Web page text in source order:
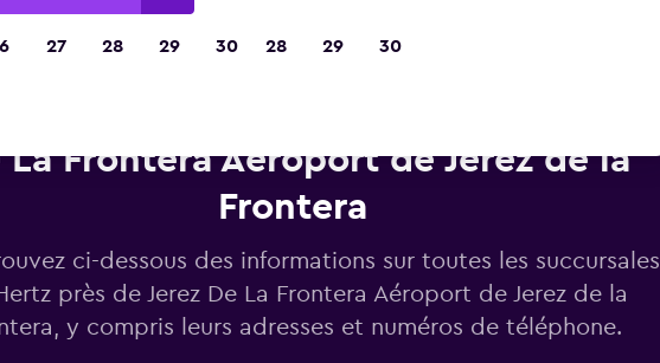
La Frontera Aéroport de Jerez de la
Frontera
ci-dessous des informations sur toutes les succursales
près de Jerez De La Frontera Aéroport de Jerez de la
y compris leurs adresses et numéros de téléphone.
27 28 29 30 28 29 30